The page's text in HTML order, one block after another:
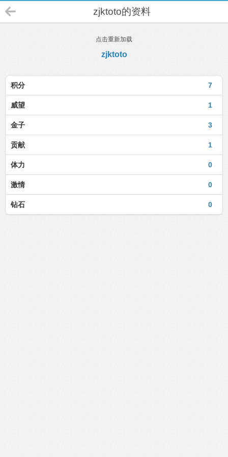
zjktoto的资料
点击重新加载
zjktoto
7
积分
1
威望
3
金子
1
贡献
0
体力
0
激情
0
钻石